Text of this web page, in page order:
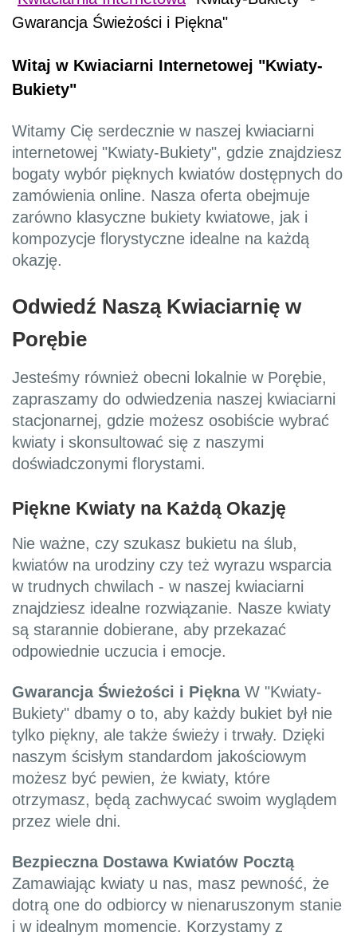
Gwarancja Świeżości i Piękna"
Witaj w Kwiaciarni Internetowej "Kwiaty-
Bukiety"
Witamy Cię serdecznie w naszej kwiaciarni
internetowej "Kwiaty-Bukiety", gdzie znajdziesz
bogaty wybór pięknych kwiatów dostępnych do
zamówienia online. Nasza oferta obejmuje
zarówno klasyczne bukiety kwiatowe, jak i
kompozycje florystyczne idealne na każdą
okazję.
Odwiedź Naszą Kwiaciarnię w
Porębie
Jesteśmy również obecni lokalnie w Porębie,
zapraszamy do odwiedzenia naszej kwiaciarni
stacjonarnej, gdzie możesz osobiście wybrać
kwiaty i skonsultować się z naszymi
doświadczonymi florystami.
Piękne Kwiaty na Każdą Okazję
Nie ważne, czy szukasz bukietu na ślub,
kwiatów na urodziny czy też wyrazu wsparcia
w trudnych chwilach - w naszej kwiaciarni
znajdziesz idealne rozwiązanie. Nasze kwiaty
są starannie dobierane, aby przekazać
odpowiednie uczucia i emocje.
Gwarancja Świeżości i PięknaW "Kwiaty-
Bukiety" dbamy o to, aby każdy bukiet był nie
tylko piękny, ale także świeży i trwały. Dzięki
naszym ścisłym standardom jakościowym
możesz być pewien, że kwiaty, które
otrzymasz, będą zachwycać swoim wyglądem
przez wiele dni.
Bezpieczna Dostawa Kwiatów Pocztą
Zamawiając kwiaty u nas, masz pewność, że
dotrą one do odbiorcy w nienaruszonym stanie
i w idealnym momencie. Korzystamy z